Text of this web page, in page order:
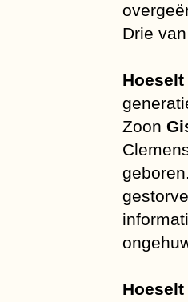
Drie
Hoeselt
Zoon
Hoeselt